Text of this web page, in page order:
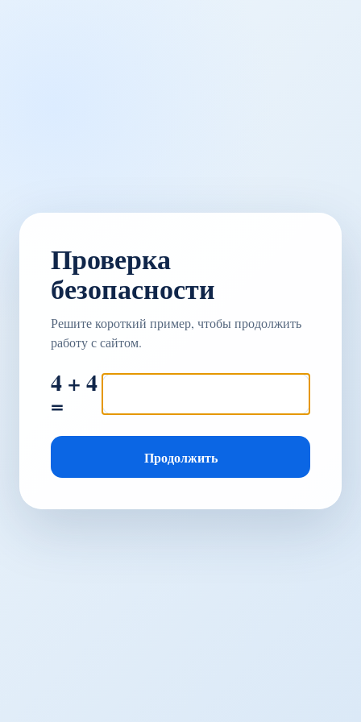
Проверка
безопасности
Решите короткий пример, чтобы продолжить
работу с сайтом.
4 + 4
=
Продолжить